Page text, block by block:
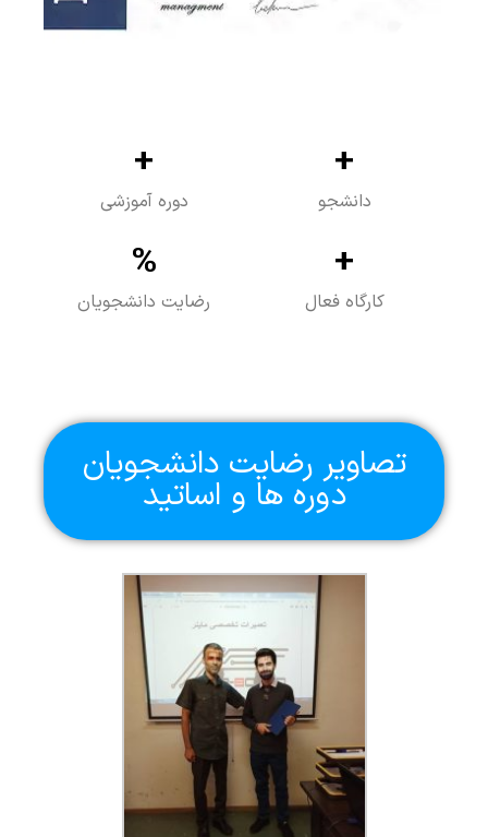
دانشجو
+
دوره آموزشی
+
کارگاه فعال
+
رضایت دانشجویان
%
تصاویر رضایت دانشجویان
دوره ها و اساتید